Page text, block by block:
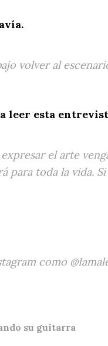
volver al
leer esta
el arte
toda la vida.
como
su guitarra